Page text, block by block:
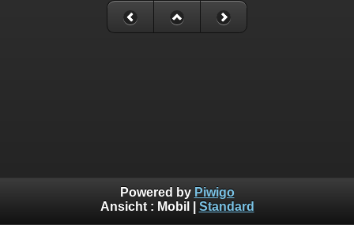
Powered by Piwigo
Ansicht : Mobil Standard